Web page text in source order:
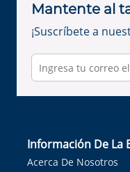
Mantente al
¡Suscríbete a
Información De La
Acerca De Nosotros